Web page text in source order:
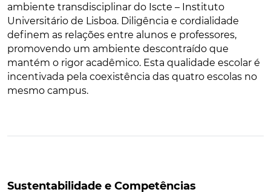
ambiente transdisciplinar do Iscte – Instituto
Universitário de Lisboa. Diligência e cordialidade
definem as relações entre alunos e professores,
promovendo um ambiente descontraído que
mantém o rigor acadêmico. Esta qualidade escolar é
incentivada pela coexistência das quatro escolas no
mesmo campus.
Sustentabilidade e Competências